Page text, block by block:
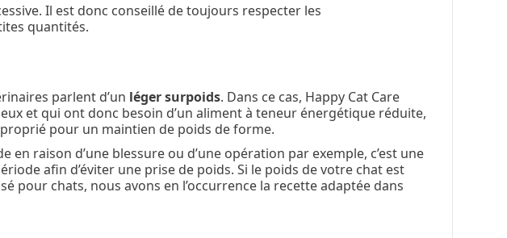
Il est donc conseillé de toujours respecter les
quantités.
parlent d’un léger surpoids. Dans ce cas, Happy Cat Care
et qui ont donc besoin d’un aliment à teneur énergétique réduite,
pour un maintien de poids de forme.
raison d’une blessure ou d’une opération par exemple, c’est une
afin d’éviter une prise de poids. Si le poids de votre chat est
pour chats, nous avons en l’occurrence la recette adaptée dans